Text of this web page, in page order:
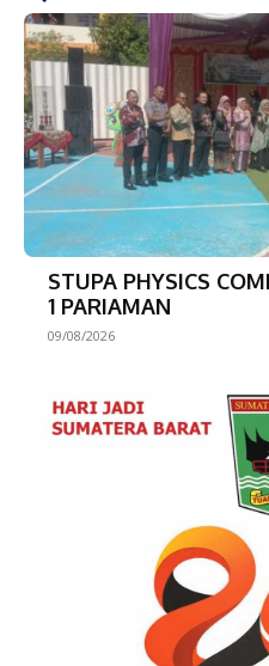
STUPA PHYSICS
1 PARIAMAN
09/08/2026